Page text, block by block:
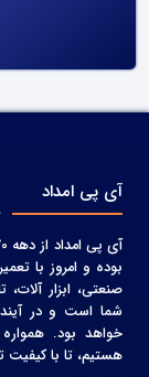
آی پی امداد
بوده و امروز با
صنعتی، ابزار
شما است و در
خواهد بود.
هستیم، تا با کیفیت